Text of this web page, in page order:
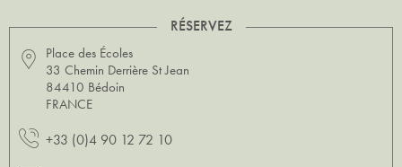
RÉSERVEZ
Place des Écoles
33 Chemin Derrière St Jean
84410 Bédoin
FRANCE
+33 (0)4 90 12 72 10